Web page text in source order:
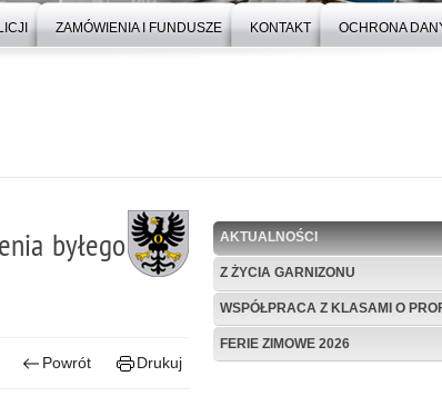
ZAMÓWIENIA I FUNDUSZE KONTAKT OCHRONA
byłego
Powrót Drukuj
AKTUALNOŚCI
Z ŻYCIA GARNIZONU
WSPÓŁPRACA Z KLASAMI O
FERIE ZIMOWE 2026